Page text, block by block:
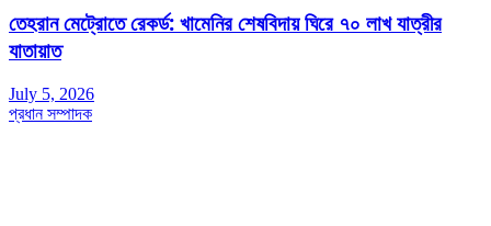
তেহরান মেট্রোতে রেকর্ড: খামেনির শেষবিদায় ঘিরে ৭০ লাখ যাত্রীর
যাতায়াত
July 5, 2026
প্রধান সম্পাদক